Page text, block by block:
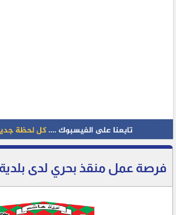
فرصة عمل منقذ بحري لدى